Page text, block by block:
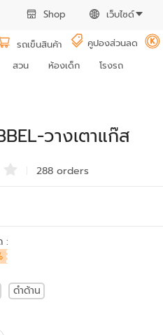
Shop เว็บไซด์
รถเข็นสินค้า คูปองส่วนลด K
สวน ห้องเด็ก โรงรถ
วางเตาแก๊ส
288 orders
:
ดำด้าน